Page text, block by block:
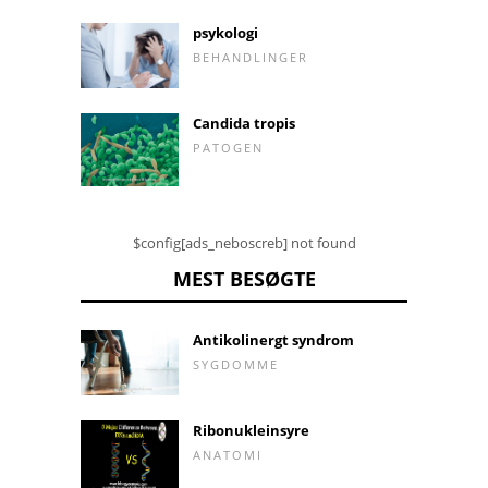
psykologi
BEHANDLINGER
Candida tropis
PATOGEN
$config[ads_neboscreb] not found
MEST BESØGTE
Antikolinergt syndrom
SYGDOMME
Ribonukleinsyre
ANATOMI